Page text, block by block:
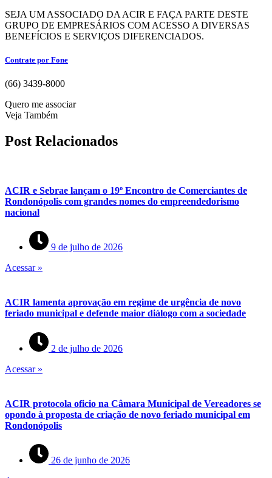
SEJA UM ASSOCIADO DA ACIR E FAÇA PARTE DESTE
GRUPO DE EMPRESÁRIOS COM ACESSO A DIVERSAS
BENEFÍCIOS E SERVIÇOS DIFERENCIADOS.
Contrate por Fone
(66) 3439-8000
Quero me associar
Veja Também
Post Relacionados
ACIR e Sebrae lançam o 19º Encontro de Comerciantes de
Rondonópolis com grandes nomes do empreendedorismo
nacional
9 de julho de 2026
Acessar »
ACIR lamenta aprovação em regime de urgência de novo
feriado municipal e defende maior diálogo com a sociedade
2 de julho de 2026
Acessar »
ACIR protocola oficio na Câmara Municipal de Vereadores se
opondo à proposta de criação de novo feriado municipal em
Rondonópolis
26 de junho de 2026